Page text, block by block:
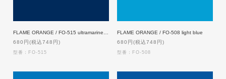
680円(税込748円)
型番：FO-515
FLAME ORANGE / FO-508 light blue
680円(税込748円)
型番：FO-508